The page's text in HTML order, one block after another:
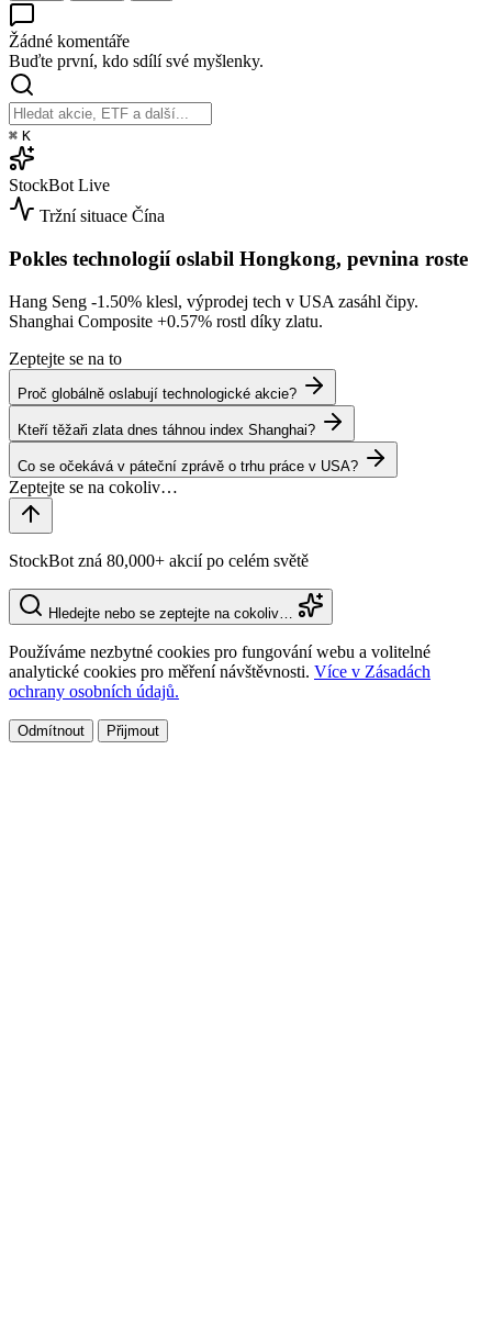
Žádné komentáře
Buďte první, kdo sdílí své myšlenky.
⌘ K
StockBot Live
Tržní situace Čína
Pokles technologií oslabil Hongkong, pevnina roste
Hang Seng -1.50% klesl, výprodej tech v USA zasáhl čipy.
Shanghai Composite +0.57% rostl díky zlatu.
Zeptejte se na to
Proč globálně oslabují technologické akcie?
Kteří těžaři zlata dnes táhnou index Shanghai?
Co se očekává v páteční zprávě o trhu práce v USA?
StockBot zná 80,000+ akcií po celém světě
Hledejte nebo se zeptejte na cokoliv…
Používáme nezbytné cookies pro fungování webu a volitelné
analytické cookies pro měření návštěvnosti. Více v Zásadách
ochrany osobních údajů.
Odmítnout Přijmout